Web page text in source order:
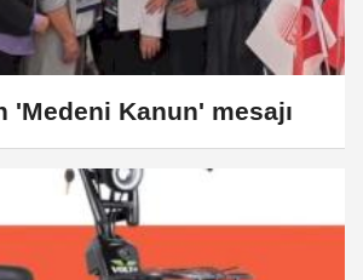
'Medeni Kanun' mesajı